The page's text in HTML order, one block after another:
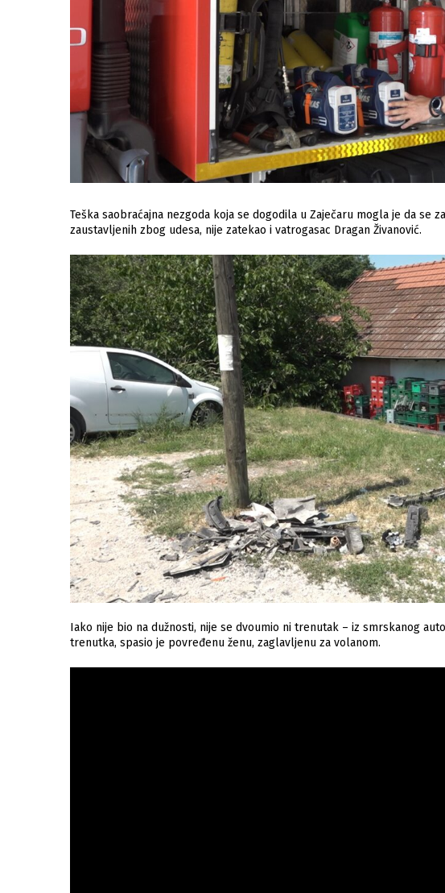
Teška saobraćajna nezgoda koja se dogodila u Zaječaru mogla je da se
zaustavljenih zbog udesa, nije zatekao i vatrogasac Dragan Živanović.
Iako nije bio na dužnosti, nije se dvoumio ni trenutak – iz smrskanog
trenutka, spasio je povređenu ženu, zaglavljenu za volanom.